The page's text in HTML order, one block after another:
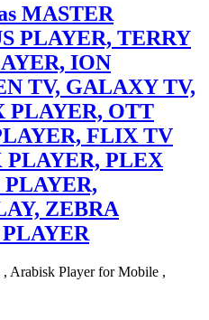
MASTER
PLAYER, TERRY
ION
TV, GALAXY TV,
PLAYER, OTT
FLIX TV
PLEX
ZEBRA
Arabisk Player for Mobile ,